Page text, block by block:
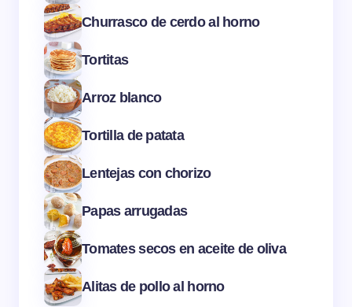
Churrasco de cerdo al horno
Tortitas
Arroz blanco
Tortilla de patata
Lentejas con chorizo
Papas arrugadas
Tomates secos en aceite de oliva
Alitas de pollo al horno